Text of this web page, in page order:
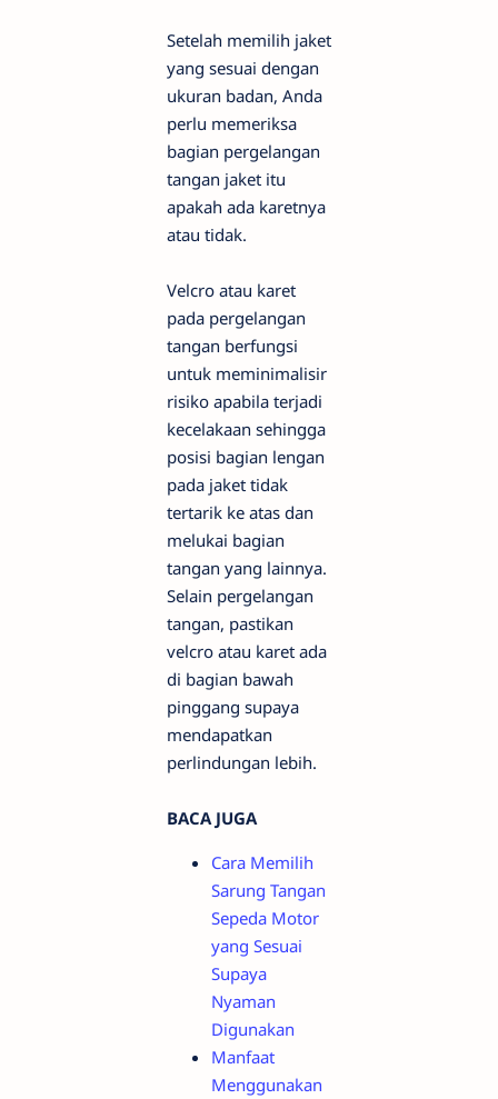
Setelah memilih jaket
yang sesuai dengan
ukuran badan, Anda
perlu memeriksa
bagian pergelangan
tangan jaket itu
apakah ada karetnya
atau tidak.
Velcro atau karet
pada pergelangan
tangan berfungsi
untuk meminimalisir
risiko apabila terjadi
kecelakaan sehingga
posisi bagian lengan
pada jaket tidak
tertarik ke atas dan
melukai bagian
tangan yang lainnya.
Selain pergelangan
tangan, pastikan
velcro atau karet ada
di bagian bawah
pinggang supaya
mendapatkan
perlindungan lebih.
BACA JUGA
Cara Memilih
Sarung Tangan
Sepeda Motor
yang Sesuai
Supaya
Nyaman
Digunakan
Manfaat
Menggunakan